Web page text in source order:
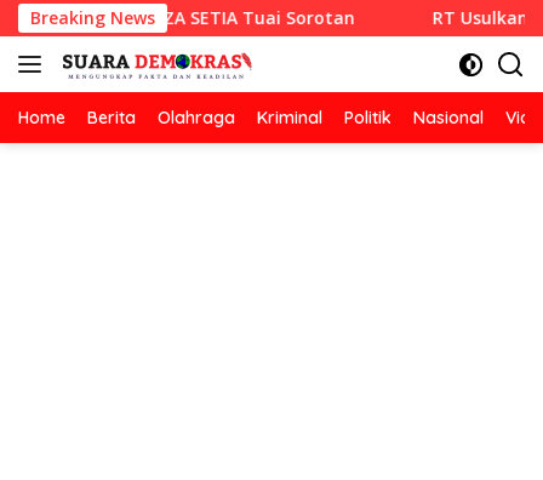
Langsung
ke
konten
Breaking News
CV RAZA SETIA Tuai Sorotan RT Usulkan
Home Berita Olahraga Kriminal Politik Nasional